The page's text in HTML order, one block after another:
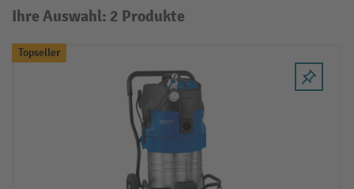
Ihre Auswahl: 2 Produkte
Topseller